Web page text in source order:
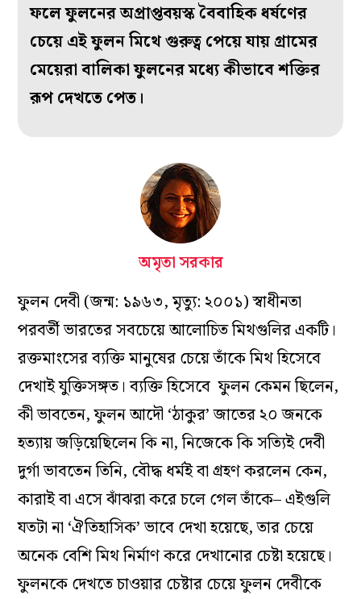
ফলে ফুলনের অপ্রাপ্তবয়স্ক বৈবাহিক ধর্ষণের
চেয়ে এই ফুলন মিথে গুরুত্ব পেয়ে যায় গ্রামের
মেয়েরা বালিকা ফুলনের মধ্যে কীভাবে শক্তির
রূপ দেখতে পেত।
অমৃতা সরকার
ফুলন দেবী (জন্ম: ১৯৬৩, মৃত্যু: ২০০১) স্বাধীনতা
পরবর্তী ভারতের সবচেয়ে আলোচিত মিথগুলির একটি।
রক্তমাংসের ব্যক্তি মানুষের চেয়ে তাঁকে মিথ হিসেবে
দেখাই যুক্তিসঙ্গত। ব্যক্তি হিসেবে ফুলন কেমন ছিলেন,
কী ভাবতেন, ফুলন আদৌ ‘ঠাকুর’ জাতের ২০ জনকে
হত্যায় জড়িয়েছিলেন কি না, নিজেকে কি সত্যিই দেবী
দুর্গা ভাবতেন তিনি, বৌদ্ধ ধর্মই বা গ্রহণ করলেন কেন,
কারাই বা এসে ঝাঁঝরা করে চলে গেল তাঁকে– এইগুলি
যতটা না ‘ঐতিহাসিক’ ভাবে দেখা হয়েছে, তার চেয়ে
অনেক বেশি মিথ নির্মাণ করে দেখানোর চেষ্টা হয়েছে।
ফুলনকে দেখতে চাওয়ার চেষ্টার চেয়ে ফুলন দেবীকে